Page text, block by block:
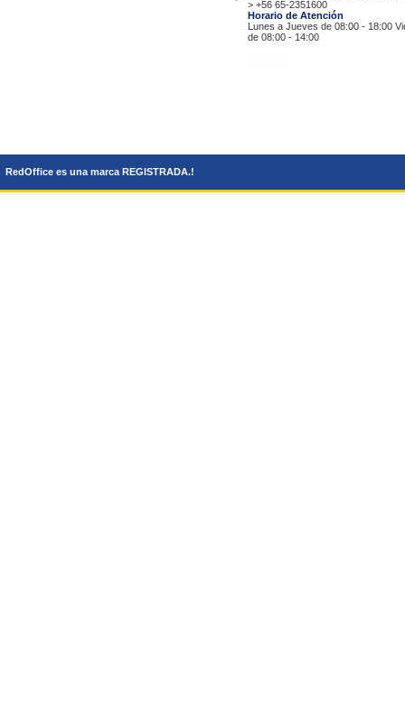
> +56 65-2351600
Horario de Atención
Lunes a Jueves de 08:00 - 18:00
de 08:00 - 14:00
RedOffice es una marca REGISTRADA.!